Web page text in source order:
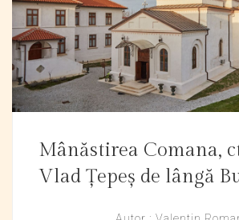
Mânăstirea Comana,
Vlad Țepeș de lângă